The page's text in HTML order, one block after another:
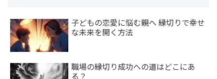
子どもの恋愛に悩む親へ 縁切りで幸せ
な未来を開く方法
職場の縁切り成功への道はどこにあ
る？